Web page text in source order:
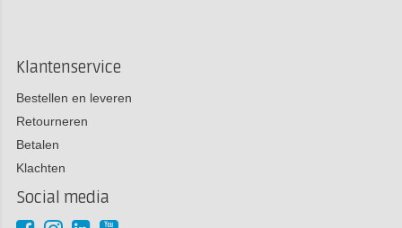
Klantenservice
Bestellen en leveren
Retourneren
Betalen
Klachten
Social media